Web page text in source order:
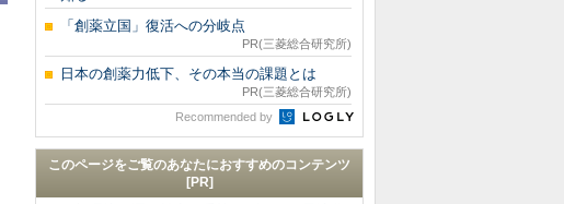
「創薬立国」復活への分岐点
PR(三菱総合研究所)
日本の創薬力低下、その本当の課題とは
PR(三菱総合研究所)
Recommended by
このページをご覧のあなたにおすすめのコンテンツ
[PR]